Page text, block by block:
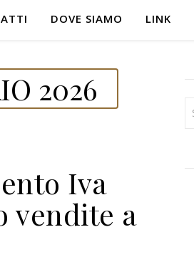
DOVE SIAMO LINK
2026
Iva
vendite a